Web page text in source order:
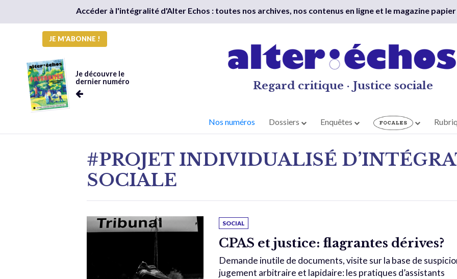
Accéder à l'intégralité d'Alter Echos : toutes nos archives, nos contenus en ligne et le magazine papier
JE M'ABONNE !
Je découvre le
dernier numéro
Regard critique · Justice sociale
Nos numéros Dossiers Enquêtes
#PROJET INDIVIDUALISÉ
SOCIALE
SOCIAL
CPAS et justice: flagrantes dérives?
Demande inutile de documents, visite sur la base de
jugement arbitraire et lapidaire: les pratiques d’assistants